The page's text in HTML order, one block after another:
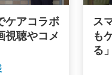
ケアコラボ
視聴やコメ
ス
も
る